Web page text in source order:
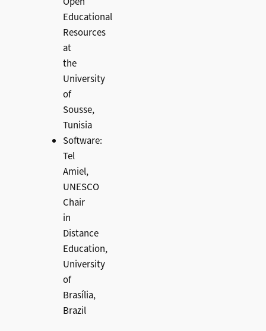
Educational
Resources
at
the
University
of
Sousse,
Tunisia
Software:
Tel
Amiel,
UNESCO
Chair
in
Distance
Education,
University
of
Brasília,
Brazil